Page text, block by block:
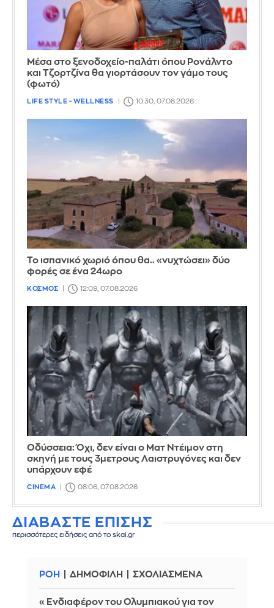
Μέσα στο ξενοδοχείο-παλάτι όπου Ρονάλντο
και Τζορτζίνα θα γιορτάσουν τον γάμο τους
(φωτό)
LIFE STYLE - WELLNESS 10:30, 07.08.2026
Το ισπανικό χωριό όπου θα.. «νυχτώσει» δύο
φορές σε ένα 24ωρο
ΚΟΣΜΟΣ 12:09, 07.08.2026
Οδύσσεια: Όχι, δεν είναι ο Ματ Ντέιμον στη
σκηνή με τους 3μετρους Λαιστρυγόνες και δεν
υπάρχουν εφέ
CINEMA 08:06, 07.08.2026
ΔΙΑΒΑΣΤΕ ΕΠΙΣΗΣ
περισσότερες ειδήσεις από το skai.gr
ΡΟΗ ΔΗΜΟΦΙΛΗ ΣΧΟΛΙΑΣΜΕΝΑ
«Ενδιαφέρον του Ολυμπιακού για τον